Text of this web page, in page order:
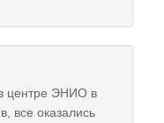
центре ЭНИО в
все оказались